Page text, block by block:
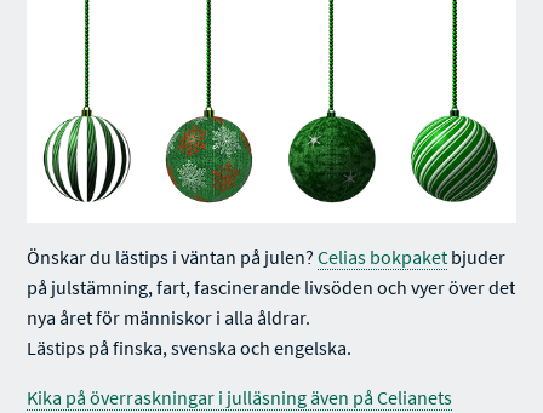
Önskar du lästips i väntan på julen?Celias bokpaket bjuder
på julstämning, fart, fascinerande livsöden och vyer över det
nya året för människor i alla åldrar.
Lästips på finska, svenska och engelska.
Kika på överraskningar i julläsning även på Celianets